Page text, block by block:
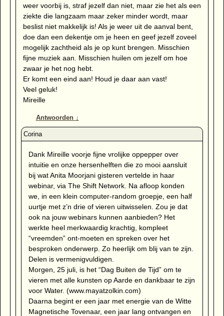
weer voorbij is, straf jezelf dan niet, maar zie het als een
ziekte die langzaam maar zeker minder wordt, maar
beslist niet makkelijk is! Als je weer uit de aanval bent,
doe dan een dekentje om je heen en geef jezelf zoveel
mogelijk zachtheid als je op kunt brengen. Misschien
fijne muziek aan. Misschien huilen om jezelf om hoe
zwaar je het nog hebt.
Er komt een eind aan! Houd je daar aan vast!
Veel geluk!
Mireille
Antwoorden ↓
Dank Mireille voorje fijne vrolijke oppepper over
intuitie en onze hersenhelften die zo mooi aansluit
bij wat Anita Moorjani gisteren vertelde in haar
webinar, via The Shift Network. Na afloop konden
we, in een klein computer-random groepje, een half
uurtje met z’n drie of vieren uitwisselen. Zou je dat
ook na jouw webinars kunnen aanbieden? Het
werkte heel merkwaardig krachtig, kompleet
“vreemden” ont-moeten en spreken over het
besproken onderwerp. Zo heerlijk om blij van te zijn.
Delen is vermenigvuldigen.
Morgen, 25 juli, is het “Dag Buiten de Tijd” om te
vieren met alle kunsten op Aarde en dankbaar te zijn
voor Water. (www.mayatzolkin.com)
Daarna begint er een jaar met energie van de Witte
Magnetische Tovenaar, een jaar lang ontvangen en